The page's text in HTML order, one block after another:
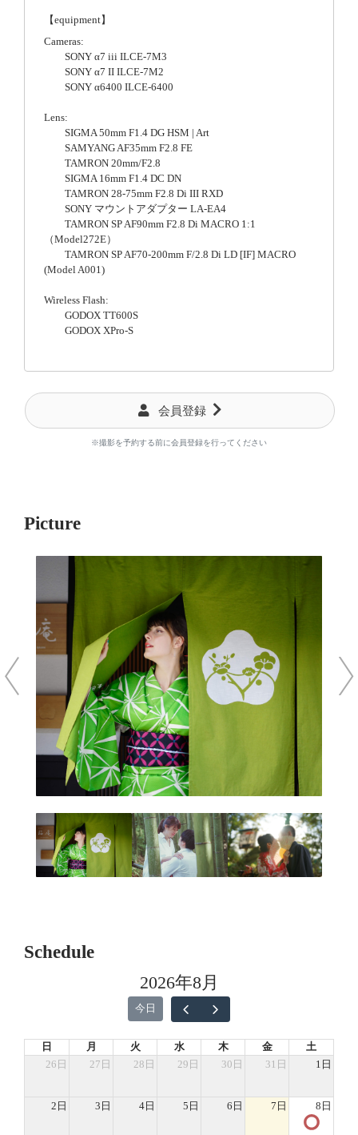
【equipment】
Cameras:
SONY α7 iii ILCE-7M3
SONY α7 II ILCE-7M2
SONY α6400 ILCE-6400
Lens:
SIGMA 50mm F1.4 DG HSM | Art
SAMYANG AF35mm F2.8 FE
TAMRON 20mm/F2.8
SIGMA 16mm F1.4 DC DN
TAMRON 28-75mm F2.8 Di III RXD
SONY マウントアダプター LA-EA4
TAMRON SP AF90mm F2.8 Di MACRO 1:1
（Model272E）
TAMRON SP AF70-200mm F/2.8 Di LD [IF] MACRO
(Model A001)
Wireless Flash:
GODOX TT600S
GODOX XPro-S
会員登録
※撮影を予約する前に会員登録を行ってください
Picture
Schedule
2026年8月
今日
日 月 火 水 木 金
土
26日
27日 28日 29日 30日 31日 1日
2日 3日 4日 5日 6日 7日 8日